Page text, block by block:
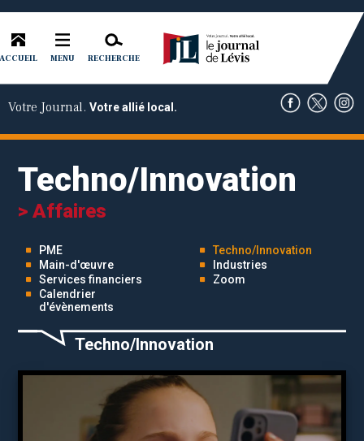
ACCUEIL MENU RECHERCHE
Votre Journal. Votre allié local.
Techno/Innovation
> Affaires
PME
Techno/Innovation
Main-d'œuvre
Industries
Services financiers
Zoom
Calendrier
d'évènements
Techno/Innovation